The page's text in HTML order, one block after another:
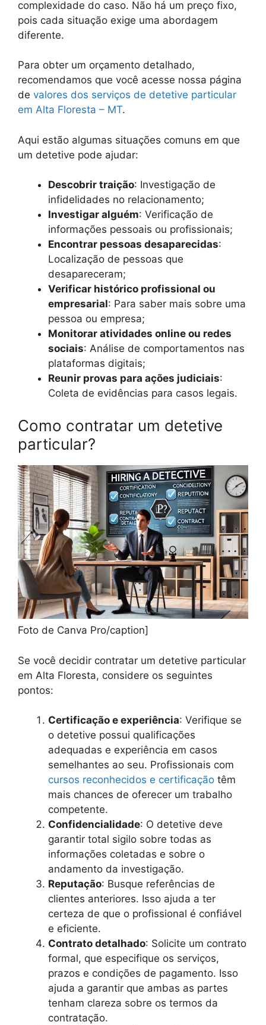
complexidade do caso. Não há um preço fixo,
pois cada situação exige uma abordagem
diferente.
Para obter um orçamento detalhado,
recomendamos que você acesse nossa página
de valores dos serviços de detetive particular
em Alta Floresta – MT.
Aqui estão algumas situações comuns em que
um detetive pode ajudar:
Descobrir traição: Investigação de
infidelidades no relacionamento;
Investigar alguém: Verificação de
informações pessoais ou profissionais;
Encontrar pessoas desaparecidas:
Localização de pessoas que
desapareceram;
Verificar histórico profissional ou
empresarial: Para saber mais sobre uma
pessoa ou empresa;
Monitorar atividades online ou redes
sociais: Análise de comportamentos nas
plataformas digitais;
Reunir provas para ações judiciais:
Coleta de evidências para casos legais.
Como contratar um detetive
particular?
Foto de Canva Pro/caption]
Se você decidir contratar um detetive particular
em Alta Floresta, considere os seguintes
pontos:
Certificação e experiência: Verifique se
o detetive possui qualificações
adequadas e experiência em casos
semelhantes ao seu. Profissionais com
cursos reconhecidos e certificação têm
mais chances de oferecer um trabalho
competente.
Confidencialidade: O detetive deve
garantir total sigilo sobre todas as
informações coletadas e sobre o
andamento da investigação.
Reputação: Busque referências de
clientes anteriores. Isso ajuda a ter
certeza de que o profissional é confiável
e eficiente.
Contrato detalhado: Solicite um contrato
formal, que especifique os serviços,
prazos e condições de pagamento. Isso
ajuda a garantir que ambas as partes
tenham clareza sobre os termos da
contratação.